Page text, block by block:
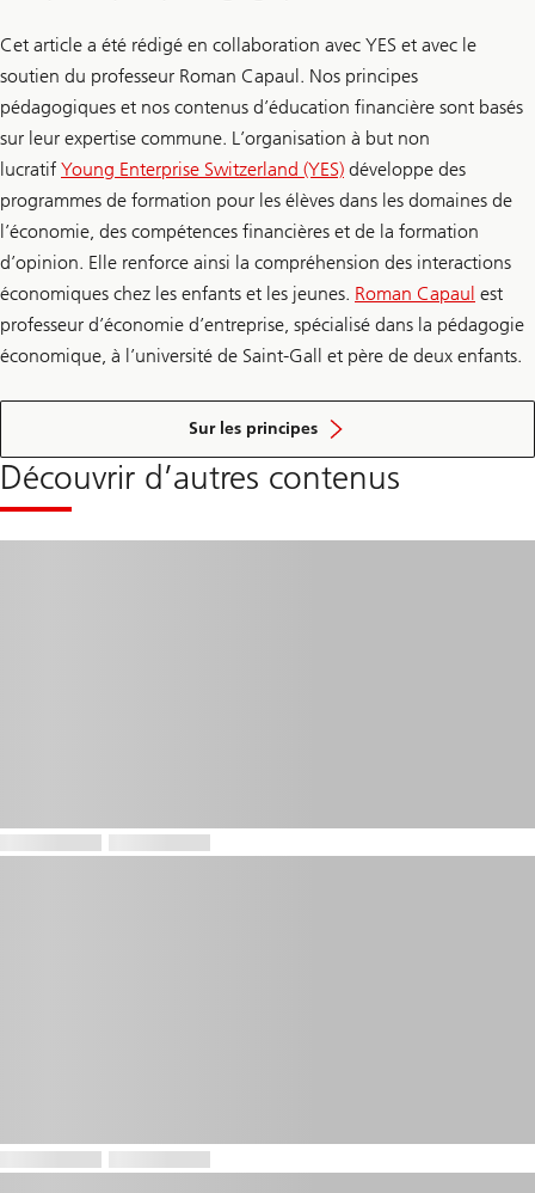
Cet article a été rédigé en collaboration avec YES et avec le
soutien du professeur Roman Capaul. Nos principes
pédagogiques et nos contenus d’éducation financière sont basés
sur leur expertise commune. L’organisation à but non
lucratif Young Enterprise Switzerland (YES) développe des
programmes de formation pour les élèves dans les domaines de
l’économie, des compétences financières et de la formation
d’opinion. Elle renforce ainsi la compréhension des interactions
économiques chez les enfants et les jeunes. Roman Capaul est
professeur d’économie d’entreprise, spécialisé dans la pédagogie
économique, à l’université de Saint-Gall et père de deux enfants.
Sur les principes
de
Découvrir d’autres contenus